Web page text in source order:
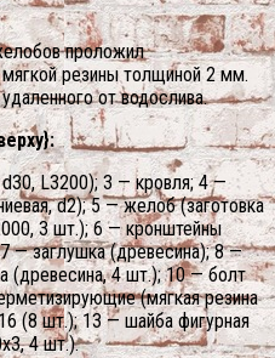
проложил
резины толщиной 2 мм.
от водослива.
L3200); 3 — кровля; 4 —
d2); 5 — желоб (заготовка
3 шт.); 6 — кронштейны
— заглушка (древесина); 8 —
(древесина, 4 шт.); 10 — болт
(мягкая резина
(8 шт.); 13 — шайба фигурная
4 шт.).